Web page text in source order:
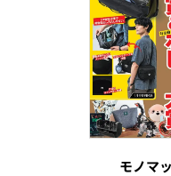
モノマ